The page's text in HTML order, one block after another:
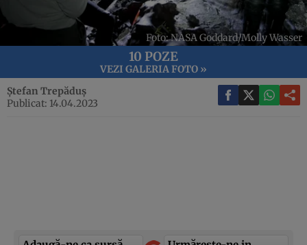
Foto: NASA Goddard/Molly Wasser
10 POZE
VEZI GALERIA FOTO »
Ștefan Trepăduș
Publicat: 14.04.2023